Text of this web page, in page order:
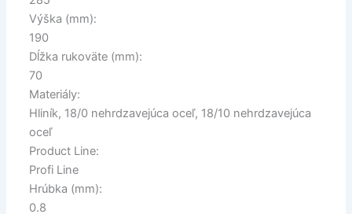
Výška (mm):
190
Dĺžka rukoväte (mm):
70
Materiály:
Hliník, 18/0 nehrdzavejúca oceľ, 18/10 nehrdzavejúca
oceľ
Product Line:
Profi Line
Hrúbka (mm):
0.8